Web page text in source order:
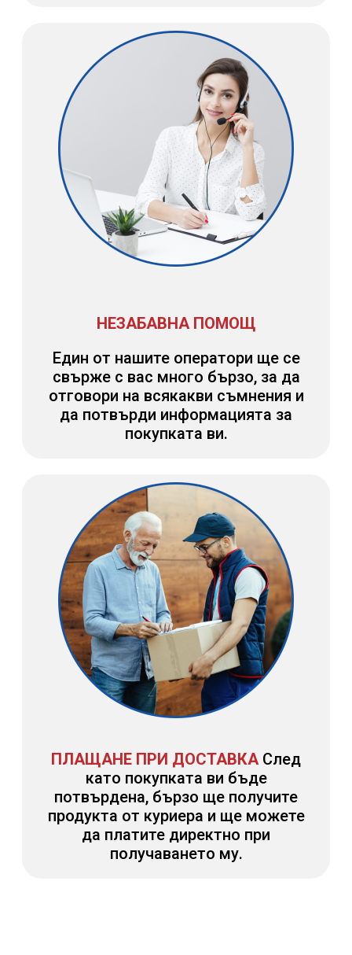
НЕЗАБАВНА ПОМОЩ
Един от нашите оператори ще се
свърже с вас много бързо, за да
отговори на всякакви съмнения и
да потвърди информацията за
покупката ви.
ПЛАЩАНЕ ПРИ ДОСТАВКА След
като покупката ви бъде
потвърдена, бързо ще получите
продукта от куриера и ще можете
да платите директно при
получаването му.